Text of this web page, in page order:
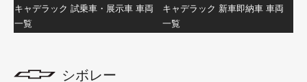
キャデラック 試乗車・展示車 車両
一覧
キャデラック 新車即納車 車両
一覧
シボレー